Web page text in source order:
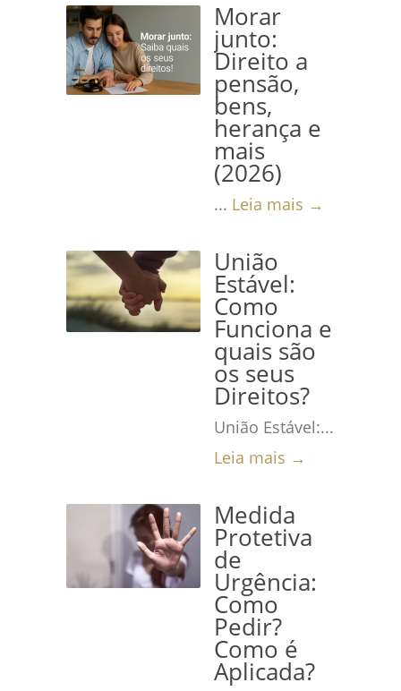
Morar
junto:
Direito a
pensão,
bens,
herança e
mais
(2026)
... Leia mais →
União
Estável:
Como
Funciona e
quais são
os seus
Direitos?
União Estável:...
Leia mais →
Medida
Protetiva
de
Urgência:
Como
Pedir?
Como é
Aplicada?